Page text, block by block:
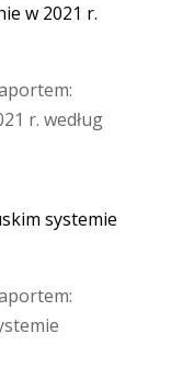
w 2021 r.
r. według
systemie